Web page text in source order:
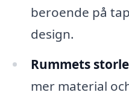
beroende på
design.
Rummets
mer material